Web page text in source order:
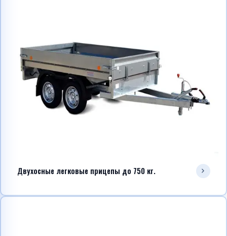
Двухосные легковые прицепы до 750 кг.